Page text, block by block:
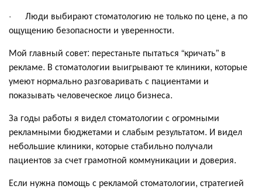
· Люди выбирают стоматологию не только по цене, а по
ощущению безопасности и уверенности.
Мой главный совет: перестаньте пытаться “кричать” в
рекламе. В стоматологии выигрывают те клиники, которые
умеют нормально разговаривать с пациентами и
показывать человеческое лицо бизнеса.
За годы работы я видел стоматологии с огромными
рекламными бюджетами и слабым результатом. И видел
небольшие клиники, которые стабильно получали
пациентов за счет грамотной коммуникации и доверия.
Если нужна помощь с рекламой стоматологии, стратегией